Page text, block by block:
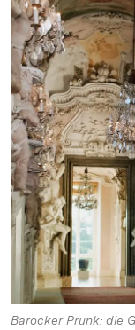
Barocker Prunk: die